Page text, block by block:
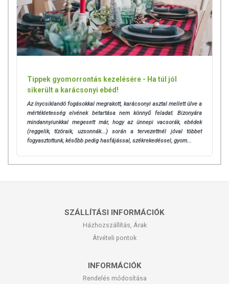
Tippek gyomorrontás kezelésére - Ha túl jól
sikerült a karácsonyi ebéd!
Az ínycsiklandó fogásokkal megrakott, karácsonyi asztal mellett ülve a
mértékletesség elvének betartása nem könnyű feladat. Bizonyára
mindannyiunkkal megesett már, hogy az ünnepi vacsorák, ebédek
(reggelik, tízóraik, uzsonnák...) során a tervezettnél jóval többet
fogyasztottunk, később pedig hasfájással, székrekedéssel, gyom...
SZÁLLÍTÁSI INFORMÁCIÓK
Házhozszállítás, Árak
Átvételi pontok
INFORMÁCIÓK
Rendelés módosítása